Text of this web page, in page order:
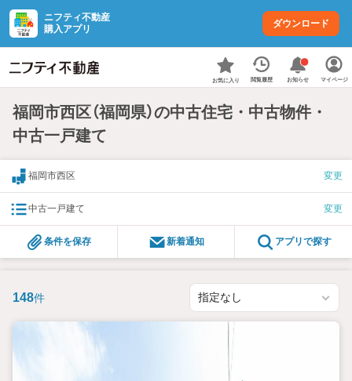
ニフティ不動産
購入アプリ
ダウンロード
お気に入り 閲覧履歴 お知らせ マイページ
福岡市西区（福岡県）の中古住宅・中古物件・
中古一戸建て
福岡市西区 変更
中古一戸建て 変更
条件を保存 新着通知 アプリで探す
148件